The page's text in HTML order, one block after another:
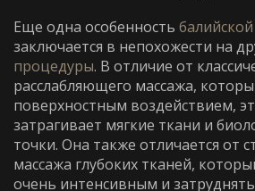
Еще одна особенность
заключается в непохожести на
процедуры. В отличие от
расслабляющего массажа,
поверхностным воздействием,
затрагивает мягкие ткани и
точки. Она также отличается от
массажа глубоких тканей,
очень интенсивным и